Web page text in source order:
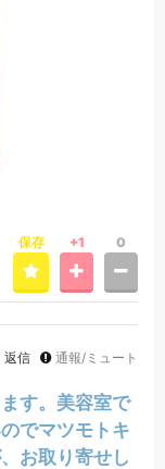
保存 +1 0
返信 通報/ミュート
す。美容室で
でマツモトキ
お取り寄せし